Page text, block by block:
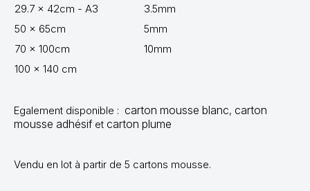
29.7 x 42cm - A3
50 x 65cm
70 x 100cm
100 x 140 cm
3.5mm
5mm
10mm
Egalement disponible : carton mousse blanc, carton
mousse adhésifet carton plume
Vendu en lot à partir de 5 cartons mousse.